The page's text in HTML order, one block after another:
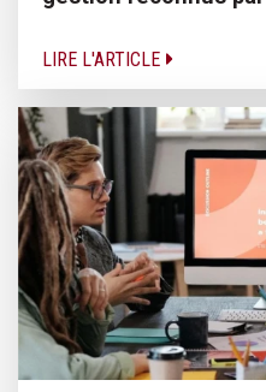
LIRE L'ARTICLE